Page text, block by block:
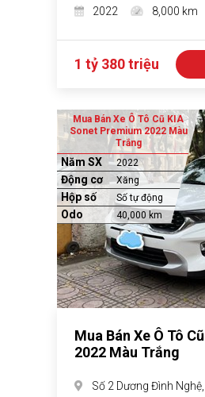
2022
8,000 km
1 tỷ 380 triệu
Mua Bán Xe Ô Tô Cũ KIA
Sonet Premium 2022 Màu
Trắng
Năm SX 2022
Động cơ Xăng
Hộp số Số tự động
Odo 40,000 km
Mua Bán Xe Ô Tô
2022 Màu Trắng
Số 2 Dương Đình